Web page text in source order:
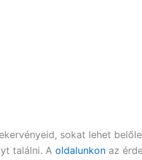
sokat lehet
találni. A oldalunkon az